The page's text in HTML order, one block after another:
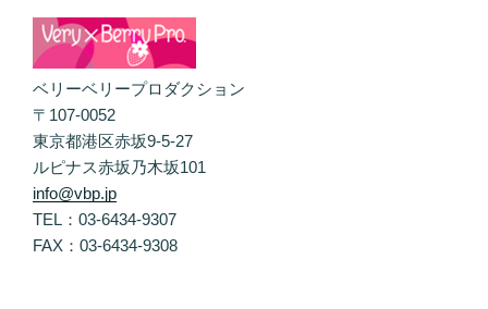
ベリーベリープロダクション
〒107-0052
東京都港区赤坂9-5-27
ルピナス赤坂乃木坂101
info@vbp.jp
TEL：03-6434-9307
FAX：03-6434-9308